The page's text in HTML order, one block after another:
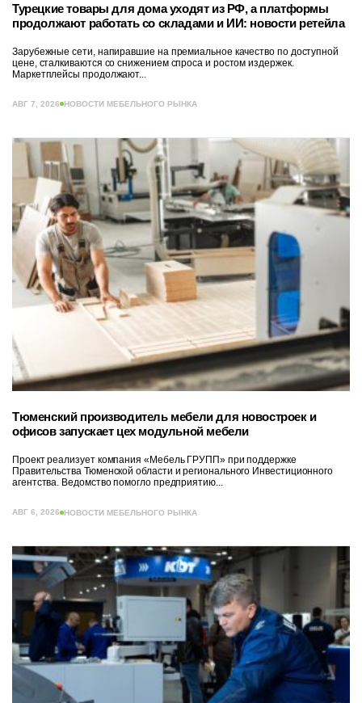
Турецкие товары для дома уходят из РФ, а платформы
продолжают работать со складами и ИИ: новости ретейла
Зарубежные сети, напиравшие на премиальное качество по доступной
цене, сталкиваются со снижением спроса и ростом издержек.
Маркетплейсы продолжают...
АВГ 7, 2026 НОВОСТИ МЕБЕЛЬНОГО РЫНКА
Тюменский производитель мебели для новостроек и
офисов запускает цех модульной мебели
Проект реализует компания «Мебель ГРУПП» при поддержке
Правительства Тюменской области и регионального Инвестиционного
агентства. Ведомство помогло предприятию...
АВГ 6, 2026 НОВОСТИ МЕБЕЛЬНОГО РЫНКА